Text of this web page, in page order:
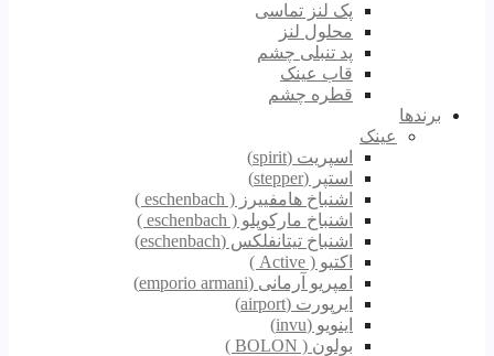
پک لنز تماسی
محلول لنز
پد تنبلی چشم
قاب عینک
قطره چشم
برندها
عینک
اسپریت (spirit)
استپر (stepper)
اشنباخ هامفییرز ( eschenbach )
اشنباخ مارکوپلو ( eschenbach )
اشنباخ تیتانفلکس (eschenbach)
اکتیو ( Active )
امپریو آرمانی (emporio armani)
ایرپورت (airport)
اینویو (invu)
بولون ( BOLON )